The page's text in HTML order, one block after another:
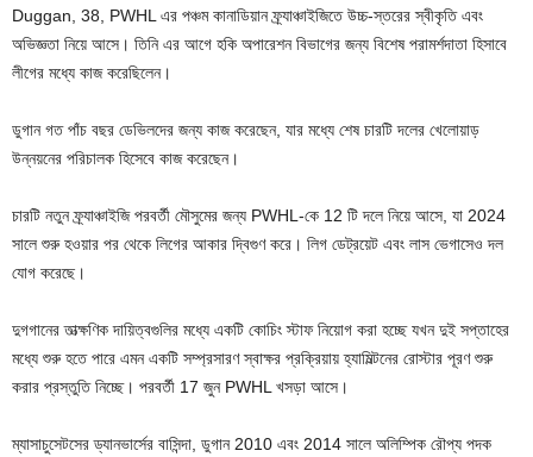
Duggan, 38, PWHL এর পঞ্চম কানাডিয়ান ফ্র্যাঞ্চাইজিতে উচ্চ-স্তরের স্বীকৃতি এবং
অভিজ্ঞতা নিয়ে আসে। তিনি এর আগে হকি অপারেশন বিভাগের জন্য বিশেষ পরামর্শদাতা হিসাবে
লীগের মধ্যে কাজ করেছিলেন।
ডুগান গত পাঁচ বছর ডেভিলদের জন্য কাজ করেছেন, যার মধ্যে শেষ চারটি দলের খেলোয়াড়
উন্নয়নের পরিচালক হিসেবে কাজ করেছেন।
চারটি নতুন ফ্র্যাঞ্চাইজি পরবর্তী মৌসুমের জন্য PWHL-কে 12 টি দলে নিয়ে আসে, যা 2024
সালে শুরু হওয়ার পর থেকে লিগের আকার দ্বিগুণ করে। লিগ ডেট্রয়েট এবং লাস ভেগাসেও দল
যোগ করেছে।
দুগগানের তাত্ক্ষণিক দায়িত্বগুলির মধ্যে একটি কোচিং স্টাফ নিয়োগ করা হচ্ছে যখন দুই সপ্তাহের
মধ্যে শুরু হতে পারে এমন একটি সম্প্রসারণ স্বাক্ষর প্রক্রিয়ায় হ্যামিল্টনের রোস্টার পূরণ শুরু
করার প্রস্তুতি নিচ্ছে। পরবর্তী 17 জুন PWHL খসড়া আসে।
ম্যাসাচুসেটসের ড্যানভার্সের বাসিন্দা, ডুগান 2010 এবং 2014 সালে অলিম্পিক রৌপ্য পদক